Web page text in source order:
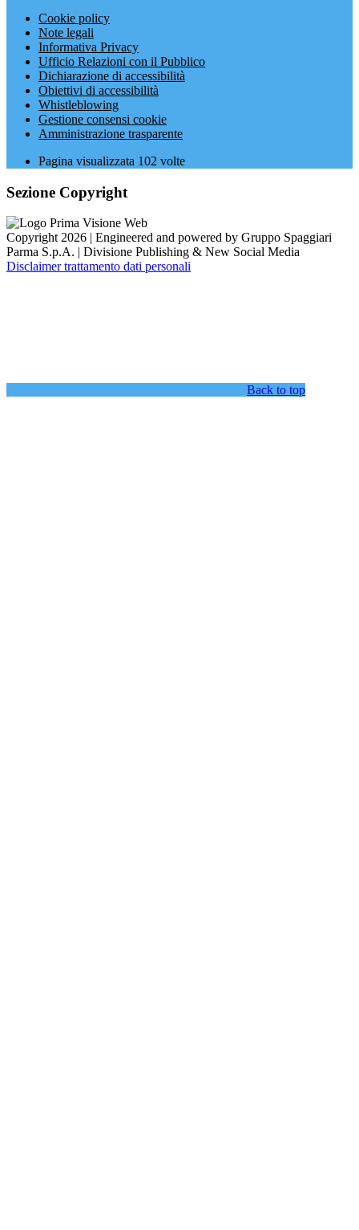
Cookie policy
Note legali
Informativa Privacy
Ufficio Relazioni con il Pubblico
Dichiarazione di accessibilità
Obiettivi di accessibilità
Whistleblowing
Gestione consensi cookie
Amministrazione trasparente
Pagina visualizzata 102 volte
Sezione Copyright
Copyright 2026 | Engineered and powered by Gruppo Spaggiari
Parma S.p.A. | Divisione Publishing & New Social Media
Disclaimer trattamento dati personali
Back to top